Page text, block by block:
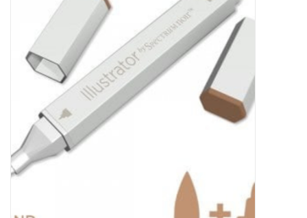
SPECIALS
TOOLS